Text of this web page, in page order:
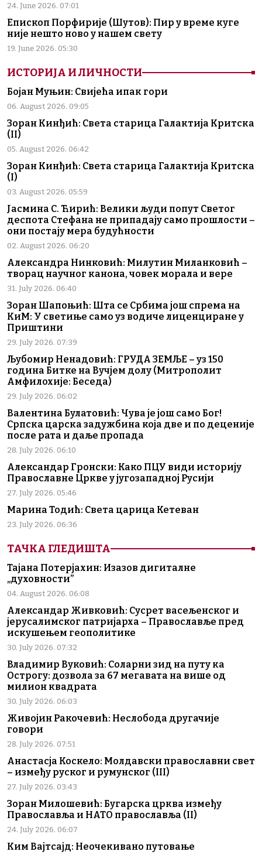
24. June 2026. 07:01
Епископ Порфирије (Шутов): Пир у време куге
није нешто ново у нашем свету
19. June 2026. 05:30
ИСТОРИЈА И ЛИЧНОСТИ
Бојан Муњин: Свијећа ипак гори
06. August 2026. 09:05
Зоран Кинђић: Света старица Галактија Критска
(II)
05. August 2026. 06:42
Зоран Кинђић: Света старица Галактија Критска
(I)
03. August 2026. 05:59
Јасмина С. Ћирић: Велики људи попут Светог
деспота Стефана не припадају само прошлости –
они постају мера будућности
02. August 2026. 06:20
Александра Нинковић: Милутин Миланковић –
творац научног канона, човек морала и вере
31. July 2026. 06:40
Зоран Шапоњић: Шта се Србима још спрема на
КиМ: У светиње само уз водиче лиценциране у
Приштини
29. July 2026. 07:39
Љубомир Ненадовић: ГРУДА ЗЕМЉЕ – уз 150
година Битке на Вучјем долу (Митрополит
Амфилохије: Беседа)
29. July 2026. 06:02
Валентина Булатовић: Чува је још само Бог!
Српска царска задужбина која две и по деценије
после рата и даље пропада
28. July 2026. 06:10
Александар Гронски: Како ПЦУ види историју
Православне Цркве у југозападној Русији
27. July 2026. 05:46
Марина Тодић: Света царица Кетеван
23. July 2026. 06:36
ТАЧКА ГЛЕДИШТА
Тајана Потерјахин: Изазов дигиталне
„духовности”
04. August 2026. 06:08
Александар Живковић: Сусрет васељенског и
јерусалимског патријарха – Православље пред
искушењем геополитике
30. July 2026. 07:32
Владимир Вуковић: Соларни зид на путу ка
Острогу: дозвола за 67 мегавата на више од
милион квадрата
30. July 2026. 06:03
Живојин Ракочевић: Неслобода другачије
говори
28. July 2026. 07:51
Анастасја Коскело: Молдавски православни свет
– између руског и румунског (III)
27. July 2026. 03:43
Зоран Милошевић: Бугарска црква између
Православља и НАТО православља (II)
24. July 2026. 06:07
Ким Вајтсајд: Неочекивано путовање